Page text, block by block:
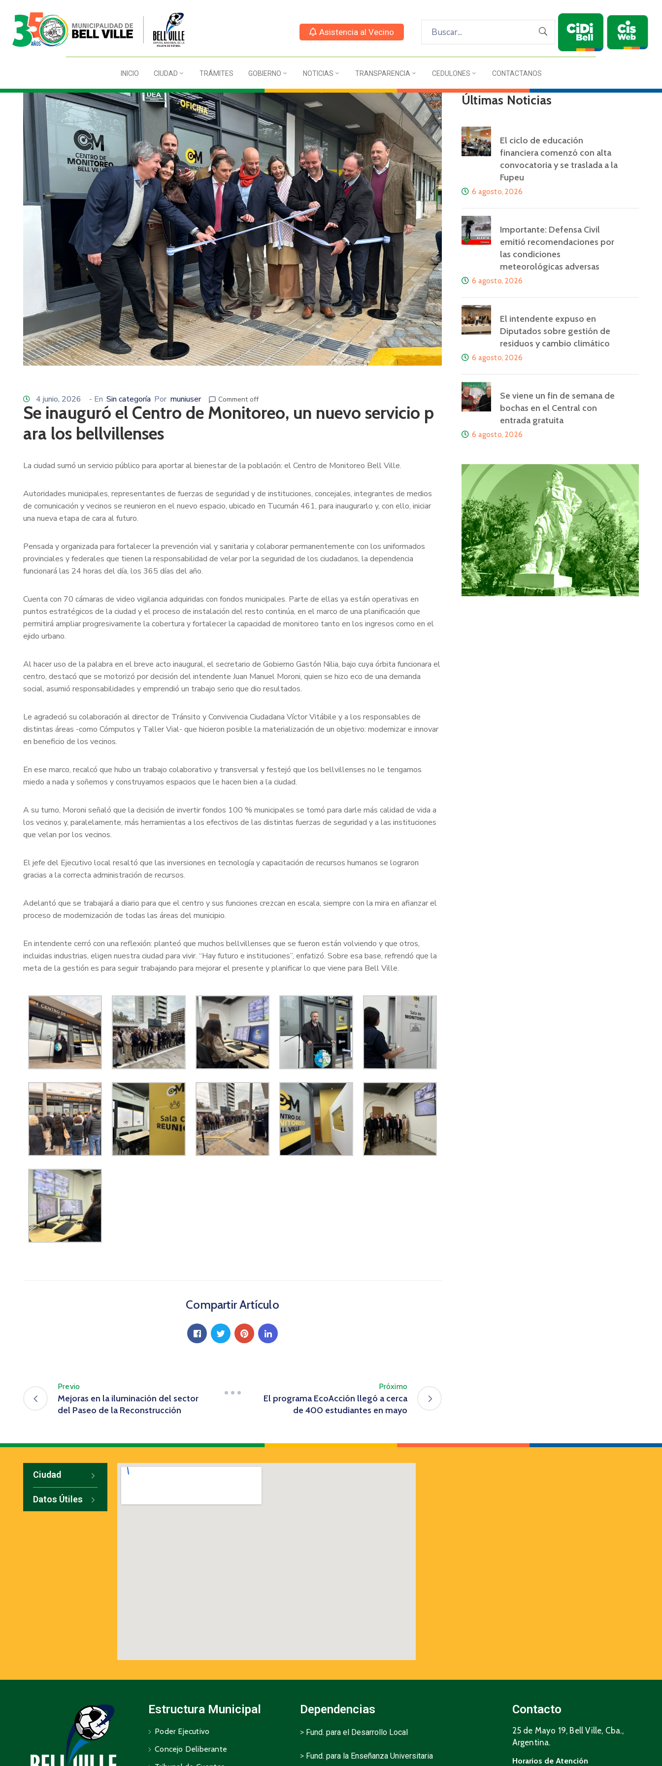
Asistencia al Vecino
INICIO CIUDAD TRÁMITES GOBIERNO NOTICIAS TRANSPARENCIA CEDULONES CONTACTANOS
4 junio, 2026 - En Sin categoría Por muniuser Comment off
Se inauguró el Centro de Monitoreo, un nuevo servicio p
ara los bellvillenses
La ciudad sumó un servicio público para aportar al bienestar de la población: el Centro de Monitoreo Bell Ville.
Autoridades municipales, representantes de fuerzas de seguridad y de instituciones, concejales, integrantes de medios
de comunicación y vecinos se reunieron en el nuevo espacio, ubicado en Tucumán 461, para inaugurarlo y, con ello, iniciar
una nueva etapa de cara al futuro.
Pensada y organizada para fortalecer la prevención vial y sanitaria y colaborar permanentemente con los uniformados
provinciales y federales que tienen la responsabilidad de velar por la seguridad de los ciudadanos, la dependencia
funcionará las 24 horas del día, los 365 días del año.
Cuenta con 70 cámaras de video vigilancia adquiridas con fondos municipales. Parte de ellas ya están operativas en
puntos estratégicos de la ciudad y el proceso de instalación del resto continúa, en el marco de una planificación que
permitirá ampliar progresivamente la cobertura y fortalecer la capacidad de monitoreo tanto en los ingresos como en el
ejido urbano.
Al hacer uso de la palabra en el breve acto inaugural, el secretario de Gobierno Gastón Nilia, bajo cuya órbita funcionara el
centro, destacó que se motorizó por decisión del intendente Juan Manuel Moroni, quien se hizo eco de una demanda
social, asumió responsabilidades y emprendió un trabajo serio que dio resultados.
Le agradeció su colaboración al director de Tránsito y Convivencia Ciudadana Víctor Vitábile y a los responsables de
distintas áreas -como Cómputos y Taller Vial- que hicieron posible la materialización de un objetivo: modernizar e innovar
en beneficio de los vecinos.
En ese marco, recalcó que hubo un trabajo colaborativo y transversal y festejó que los bellvillenses no le tengamos
miedo a nada y soñemos y construyamos espacios que le hacen bien a la ciudad.
A su turno, Moroni señaló que la decisión de invertir fondos 100 % municipales se tomó para darle más calidad de vida a
los vecinos y, paralelamente, más herramientas a los efectivos de las distintas fuerzas de seguridad y a las instituciones
que velan por los vecinos.
El jefe del Ejecutivo local resaltó que las inversiones en tecnología y capacitación de recursos humanos se lograron
gracias a la correcta administración de recursos.
Adelantó que se trabajará a diario para que el centro y sus funciones crezcan en escala, siempre con la mira en afianzar el
proceso de modernización de todas las áreas del municipio.
En intendente cerró con una reflexión: planteó que muchos bellvillenses que se fueron están volviendo y que otros,
incluidas industrias, eligen nuestra ciudad para vivir. “Hay futuro e instituciones”, enfatizó. Sobre esa base, refrendó que la
meta de la gestión es para seguir trabajando para mejorar el presente y planificar lo que viene para Bell Ville.
Compartir Artículo
Previo
Mejoras en la iluminación del sector
del Paseo de la Reconstrucción
Próximo
El programa EcoAcción llegó a cerca
de 400 estudiantes en mayo
Últimas Noticias
El ciclo de educación
financiera comenzó con alta
convocatoria y se traslada a la
Fupeu
6 agosto, 2026
Importante: Defensa Civil
emitió recomendaciones por
las condiciones
meteorológicas adversas
6 agosto, 2026
El intendente expuso en
Diputados sobre gestión de
residuos y cambio climático
6 agosto, 2026
Se viene un fin de semana de
bochas en el Central con
entrada gratuita
6 agosto, 2026
Ciudad
Datos Útiles
Estructura Municipal
Poder Ejecutivo
Concejo Deliberante
Dependencias
> Fund. para el Desarrollo Local
> Fund. para la Enseñanza Universitaria
Contacto
25 de Mayo 19, Bell Ville, Cba.,
Argentina.
Horarios de Atención